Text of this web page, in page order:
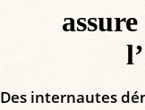
Des internautes